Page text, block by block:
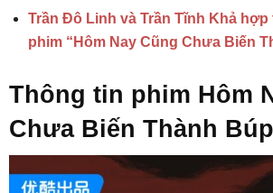
Trần Đô Linh và Trần Tĩnh Khả
phim “Hôm Nay Cũng Chưa Biến
Thông tin phim Hôm
Chưa Biến Thành